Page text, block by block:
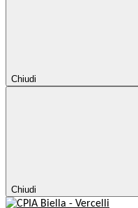
Chiudi
Chiudi